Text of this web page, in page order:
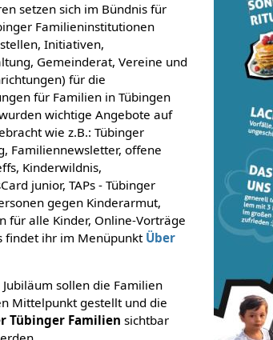
setzen sich im Bündnis für
Familieninstitutionen
Initiativen,
Gemeinderat, Vereine und
für die
für Familien in Tübingen
wichtige Angebote auf
wie z.B.: Tübinger
Familiennewsletter, offene
Kinderwildnis,
junior, TAPs - Tübinger
gegen Kinderarmut,
für alle Kinder, Online-Vorträge
findet ihr im Menüpunkt Über
Jubiläum sollen die Familien
Mittelpunkt gestellt und die
Tübinger Familien sichtbar